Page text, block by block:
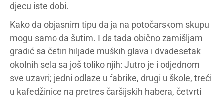
djecu iste dobi.
Kako da objasnim tipu da ja na potočarskom skupu
mogu samo da šutim. I da tada obično zamišljam
gradić sa četiri hiljade muških glava i dvadesetak
okolnih sela sa još toliko njih: Jutro je i odjednom
sve uzavri; jedni odlaze u fabrike, drugi u škole, treći
u kafedžinice na pretres čaršijskih habera, četvrti